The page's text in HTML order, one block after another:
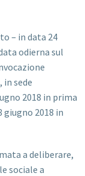
– in data 24
odierna sul
in sede
2018 in prima
giugno 2018 in
a deliberare,
sociale a